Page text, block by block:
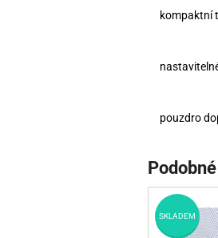
kompaktní
pouzdro
SKLADEM